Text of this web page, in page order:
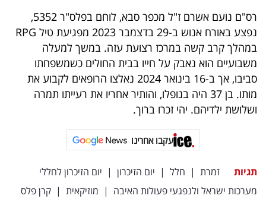
רס"ם נועם אשרם ז"ל מכפר סבא, לוחם בפלס"ר 5352,
נפצע באורח אנוש ב-29 בדצמבר 2023 מפגיעת טיל RPG
במהלך קרב קשה במרכז רצועת עזה. במשך למעלה
משבועיים הוא נאבק על חייו בבית החולים כשמשפחתו
סביבו, אך ב-16 בינואר 2024 נאלצו הרופאים לקבוע את
מותו. בן 37 היה בנופלו, והותיר אחריו את רעייתו תמרה
ושלושת ילדיהם. יהי זכרו ברוך.
עקבו אחרינו
תגיות זמרת | חלל | יום הזיכרון | יום הזיכרון לחללי
מערכות ישראל ולנפגעי פעולות האיבה | מוזיקאית | קרן פלס